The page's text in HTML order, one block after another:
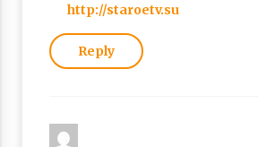
http://staroetv.su
Reply